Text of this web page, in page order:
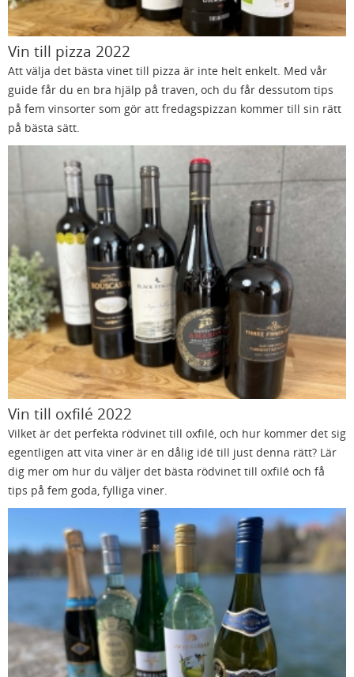
Vin till pizza 2022
Att välja det bästa vinet till pizza är inte helt enkelt. Med vår
guide får du en bra hjälp på traven, och du får dessutom tips
på fem vinsorter som gör att fredagspizzan kommer till sin rätt
på bästa sätt.
Vin till oxfilé 2022
Vilket är det perfekta rödvinet till oxfilé, och hur kommer det sig
egentligen att vita viner är en dålig idé till just denna rätt? Lär
dig mer om hur du väljer det bästa rödvinet till oxfilé och få
tips på fem goda, fylliga viner.